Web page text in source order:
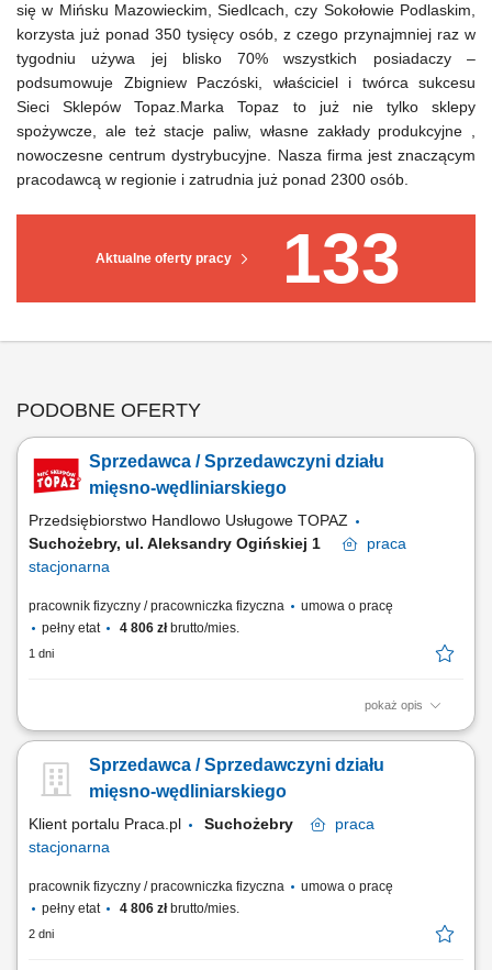
Aktualne oferty pracy 133
się w Mińsku Mazowieckim, Siedlcach, czy Sokołowie Podlaskim,
korzysta już ponad 350 tysięcy osób, z czego przynajmniej raz w
tygodniu używa jej blisko 70% wszystkich posiadaczy –
podsumowuje Zbigniew Paczóski, właściciel i twórca sukcesu
Sieci Sklepów Topaz. Marka Topaz to już nie tylko sklepy
spożywcze, ale też stacje paliw, własne zakłady produkcyjne ,
nowoczesne centrum dystrybucyjne. Nasza firma jest znaczącym
pracodawcą w regionie i zatrudnia już ponad 2300 osób.
PODOBNE OFERTY
Sprzedawca / Sprzedawczyni działu
mięsno-wędliniarskiego
Przedsiębiorstwo Handlowo Usługowe TOPAZ
Suchożebry, ul. Aleksandry Ogińskiej 1
praca
stacjonarna
pracownik fizyczny / pracowniczka fizyczna
umowa o pracę
pełny etat
4 806 złbrutto/mies.
1 dni
pokaż opis
Twoje główne zadania: zapewnienie profesjonalnej obsługi Klientów
towarów na dziale świeżym - mięso, wędliny, sery itp. oraz
monitorowanie terminów przydatności do spożycia, aktywna sprzedaż
Sprzedawca / Sprzedawczyni działu
mięsno-wędliniarskiego
Klient portalu Praca.pl Suchożebry
praca
stacjonarna
pracownik fizyczny / pracowniczka fizyczna
umowa o pracę
pełny etat
4 806 złbrutto/mies.
2 dni